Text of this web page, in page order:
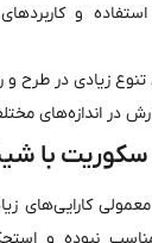
و
زیادی در طرح و
در اندازه‌های
با
کارایی‌های
نبوده و